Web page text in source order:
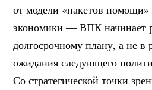
от модели «пакетов
экономики — ВПК начинает
долгосрочному плану, а не в
ожидания следующего
Со стратегической точки